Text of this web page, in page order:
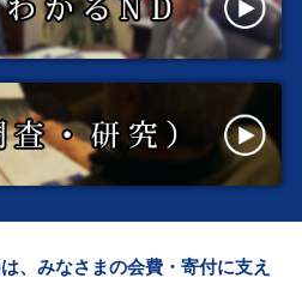
、みなさまの会費・寄付に支え